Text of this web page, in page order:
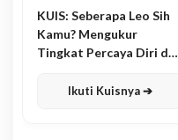
KUIS: Seberapa Leo Sih
Kamu? Mengukur
Tingkat Percaya Diri dan
Ikuti Kuisnya ➔